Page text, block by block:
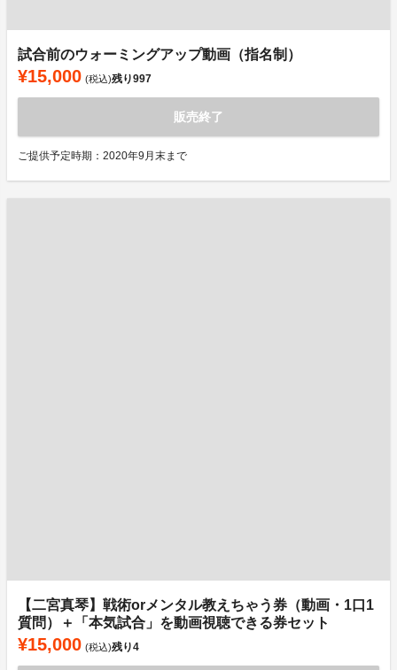
試合前のウォーミングアップ動画（指名制）
¥15,000 (税込)残り997
販売終了
ご提供予定時期：2020年9月末まで
【二宮真琴】戦術orメンタル教えちゃう券（動画・1⼝1
質問）＋「本気試合」を動画視聴できる券セット
¥15,000 (税込)残り4